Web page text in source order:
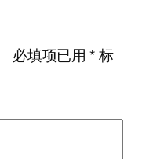
必填项已用*标